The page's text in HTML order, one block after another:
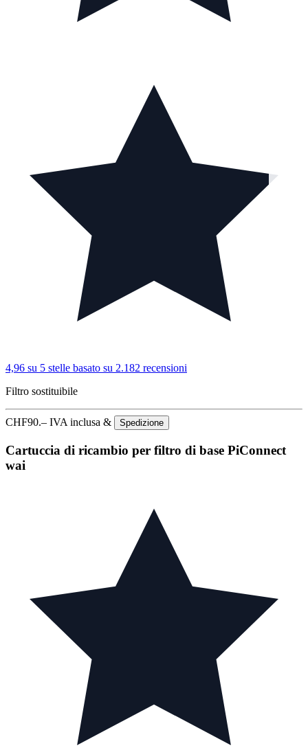
4,96 su 5 stelle basato su 2.182 recensioni
Filtro sostituibile
CHF90.– IVA inclusa & Spedizione
Cartuccia di ricambio per filtro di base PiConnect
wai